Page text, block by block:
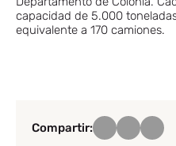
capacidad de 5.000
equivalente a 170 camiones.
Compartir: